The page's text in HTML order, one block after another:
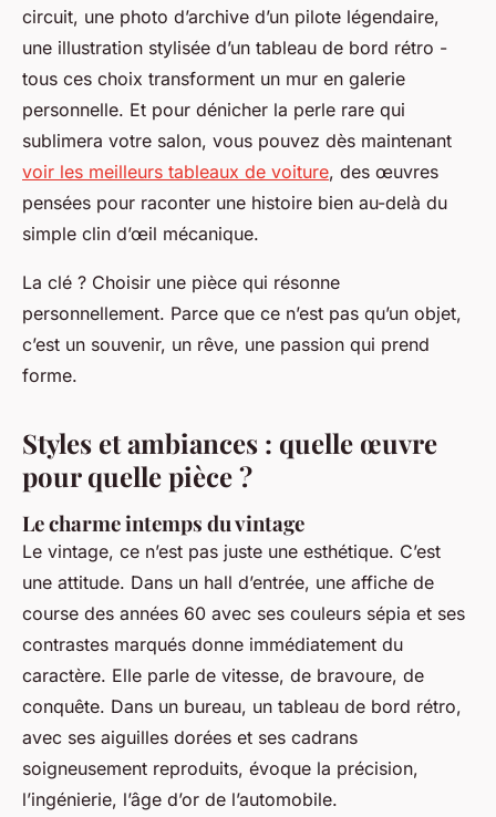
circuit, une photo d’archive d’un pilote légendaire,
une illustration stylisée d’un tableau de bord rétro -
tous ces choix transforment un mur en galerie
personnelle. Et pour dénicher la perle rare qui
sublimera votre salon, vous pouvez dès maintenant
voir les meilleurs tableaux de voiture, des œuvres
pensées pour raconter une histoire bien au-delà du
simple clin d’œil mécanique.
La clé ? Choisir une pièce qui résonne
personnellement. Parce que ce n’est pas qu’un objet,
c’est un souvenir, un rêve, une passion qui prend
forme.
Styles et ambiances : quelle œuvre
pour quelle pièce ?
Le charme intemps du vintage
Le vintage, ce n’est pas juste une esthétique. C’est
une attitude. Dans un hall d’entrée, une affiche de
course des années 60 avec ses couleurs sépia et ses
contrastes marqués donne immédiatement du
caractère. Elle parle de vitesse, de bravoure, de
conquête. Dans un bureau, un tableau de bord rétro,
avec ses aiguilles dorées et ses cadrans
soigneusement reproduits, évoque la précision,
l’ingénierie, l’âge d’or de l’automobile.